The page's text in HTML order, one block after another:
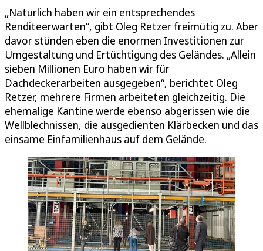
„Natürlich haben wir ein entsprechendes
Renditeerwarten“, gibt Oleg Retzer freimütig zu. Aber
davor stünden eben die enormen Investitionen zur
Umgestaltung und Ertüchtigung des Geländes. „Allein
sieben Millionen Euro haben wir für
Dachdeckerarbeiten ausgegeben“, berichtet Oleg
Retzer, mehrere Firmen arbeiteten gleichzeitig. Die
ehemalige Kantine werde ebenso abgerissen wie die
Wellblechnissen, die ausgedienten Klärbecken und das
einsame Einfamilienhaus auf dem Gelände.